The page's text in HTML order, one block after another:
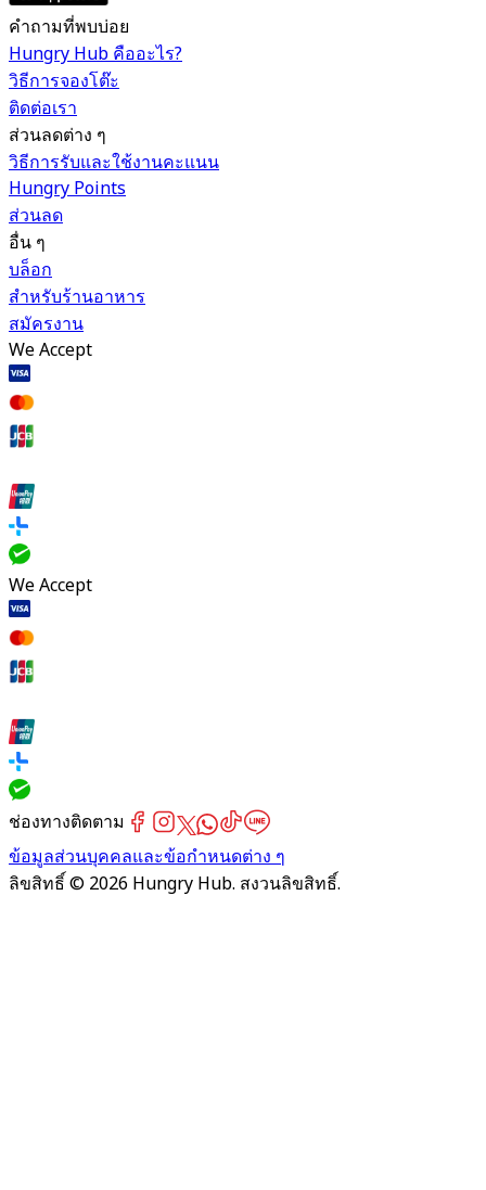
คำถามที่พบบ่อย
Hungry Hub คืออะไร?
วิธีการจองโต๊ะ
ติดต่อเรา
ส่วนลดต่าง ๆ
วิธีการรับและใช้งานคะแนน
Hungry Points
ส่วนลด
อื่น ๆ
บล็อก
สำหรับร้านอาหาร
สมัครงาน
We Accept
We Accept
ช่องทางติดตาม
ข้อมูลส่วนบุคคลและข้อกำหนดต่าง ๆ
ลิขสิทธิ์ © 2026 Hungry Hub. สงวนลิขสิทธิ์.